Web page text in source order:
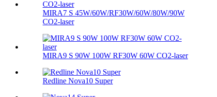
MIRA7 S 45W/60W/RF30W/60W/80W/90W
CO2-laser
MIRA9 S 90W 100W RF30W 60W CO2-laser
Redline Nova10 Super